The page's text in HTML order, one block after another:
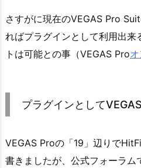
さすがに現在のVEGAS Pro
ればプラグインとして利用出来
トは可能との事（VEGAS Pro
プラグインとして
VEGAS Proの「19」辺りで
書きましたが、公式フォーラム